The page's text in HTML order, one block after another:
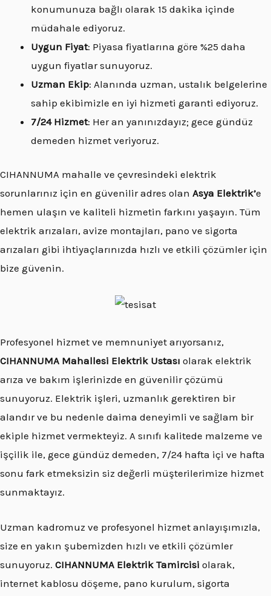
konumunuza bağlı olarak 15 dakika içinde
müdahale ediyoruz.
Uygun Fiyat: Piyasa fiyatlarına göre %25 daha
uygun fiyatlar sunuyoruz.
Uzman Ekip: Alanında uzman, ustalık belgelerine
sahip ekibimizle en iyi hizmeti garanti ediyoruz.
7/24 Hizmet: Her an yanınızdayız; gece gündüz
demeden hizmet veriyoruz.
CIHANNUMA mahalle ve çevresindeki elektrik
sorunlarınız için en güvenilir adres olan Asya Elektrik’e
hemen ulaşın ve kaliteli hizmetin farkını yaşayın. Tüm
elektrik arızaları, avize montajları, pano ve sigorta
arızaları gibi ihtiyaçlarınızda hızlı ve etkili çözümler için
bize güvenin.
Profesyonel hizmet ve memnuniyet arıyorsanız,
CIHANNUMA Mahallesi Elektrik Ustası olarak elektrik
arıza ve bakım işlerinizde en güvenilir çözümü
sunuyoruz. Elektrik işleri, uzmanlık gerektiren bir
alandır ve bu nedenle daima deneyimli ve sağlam bir
ekiple hizmet vermekteyiz. A sınıfı kalitede malzeme ve
işçilik ile, gece gündüz demeden, 7/24 hafta içi ve hafta
sonu fark etmeksizin siz değerli müşterilerimize hizmet
sunmaktayız.
Uzman kadromuz ve profesyonel hizmet anlayışımızla,
size en yakın şubemizden hızlı ve etkili çözümler
sunuyoruz. CIHANNUMA Elektrik Tamircisi olarak,
internet kablosu döşeme, pano kurulum, sigorta